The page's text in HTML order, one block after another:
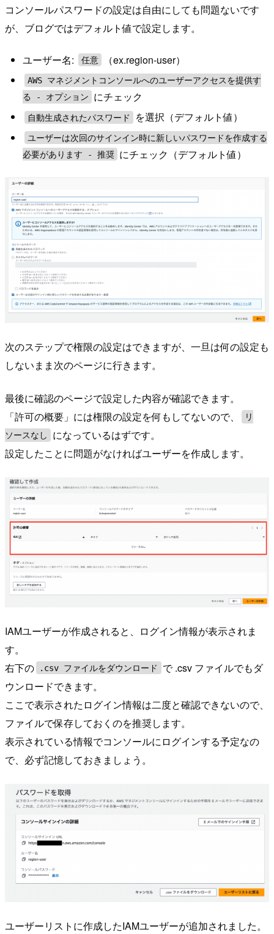
コンソールパスワードの設定は自由にしても問題ないです
が、ブログではデフォルト値で設定します。
ユーザー名: 任意 （ex.region-user）
AWS マネジメントコンソールへのユーザーアクセスを提供す
る - オプション
にチェック
自動生成されたパスワード を選択（デフォルト値）
ユーザーは次回のサインイン時に新しいパスワードを作成する
必要があります - 推奨 にチェック（デフォルト値）
次のステップで権限の設定はできますが、一旦は何の設定も
しないまま次のページに行きます。
最後に確認のページで設定した内容が確認できます。
「許可の概要」には権限の設定を何もしてないので、
リ
ソースなし
になっているはずです。
設定したことに問題がなければユーザーを作成します。
IAMユーザーが作成されると、ログイン情報が表示されま
す。
右下の
.csv ファイルをダウンロード
で .csv ファイルでもダ
ウンロードできます。
ここで表示されたログイン情報は二度と確認できないので、
ファイルで保存しておくのを推奨します。
表示されている情報でコンソールにログインする予定なの
で、必ず記憶しておきましょう。
ユーザーリストに作成したIAMユーザーが追加されました。